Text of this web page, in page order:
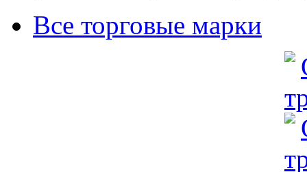
Все торговые марки